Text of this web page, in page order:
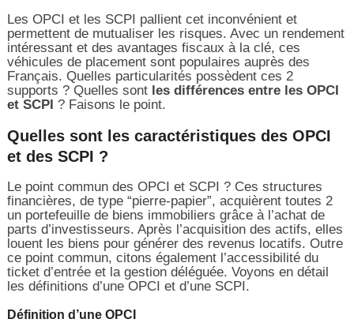
Les OPCI et les SCPI pallient cet inconvénient et
permettent de mutualiser les risques. Avec un rendement
intéressant et des avantages fiscaux à la clé, ces
véhicules de placement sont populaires auprès des
Français. Quelles particularités possèdent ces 2
supports ? Quelles sont les différences entre les OPCI
et SCPI ? Faisons le point.
Quelles sont les caractéristiques des OPCI
et des SCPI ?
Le point commun des OPCI et SCPI ? Ces structures
financières, de type “pierre-papier”, acquièrent toutes 2
un portefeuille de biens immobiliers grâce à l’achat de
parts d’investisseurs. Après l’acquisition des actifs, elles
louent les biens pour générer des revenus locatifs. Outre
ce point commun, citons également l’accessibilité du
ticket d’entrée et la gestion déléguée. Voyons en détail
les définitions d’une OPCI et d’une SCPI.
Définition d’une OPCI